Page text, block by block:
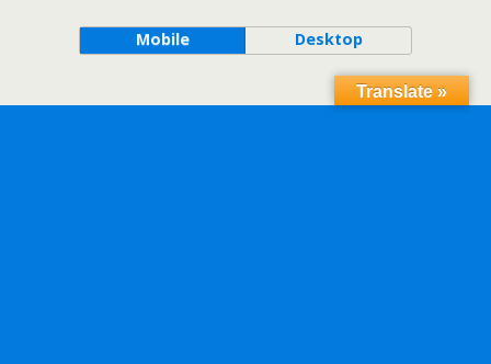
Mobile Desktop
Translate »